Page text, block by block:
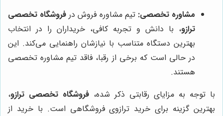
مشاوره تخصصی: تیم مشاوره فروش در فروشگاه تخصصی
ترازو، با دانش و تجربه کافی، خریداران را در انتخاب
بهترین دستگاه متناسب با نیازشان راهنمایی می‌کند. این
در حالی است که برخی از رقبا، فاقد تیم مشاوره تخصصی
هستند.
با توجه به مزایای رقابتی ذکر شده، فروشگاه تخصصی ترازو،
بهترین گزینه برای خرید ترازوی فروشگاهی است. با خرید از